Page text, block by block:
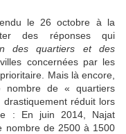
le 26 octobre à la
des réponses qui
des quartiers et des
concernées par les
Mais là encore,
nombre de « quartiers
réduit lors
: En juin 2014, Najat
nombre de 2500 à 1500